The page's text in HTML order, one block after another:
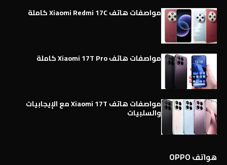
مواصفات هاتف Xiaomi Redmi 17C كاملة
مواصفات هاتف Xiaomi 17T Pro كاملة
مواصفات هاتف Xiaomi 17T مع الإيجابيات
والسلبيات
هواتف OPPO